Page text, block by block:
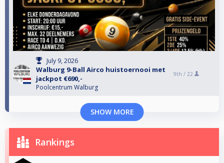
July 9, 2026
Walburg 9-Ball Airco huistoernooi met
jackpot €690,-
Poolcentrum Walburg
9th / 22
SHOW MORE
Rankings